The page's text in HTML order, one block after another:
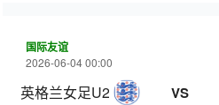
国际友谊
2026-06-04 00:00
英格兰女足U20 VS